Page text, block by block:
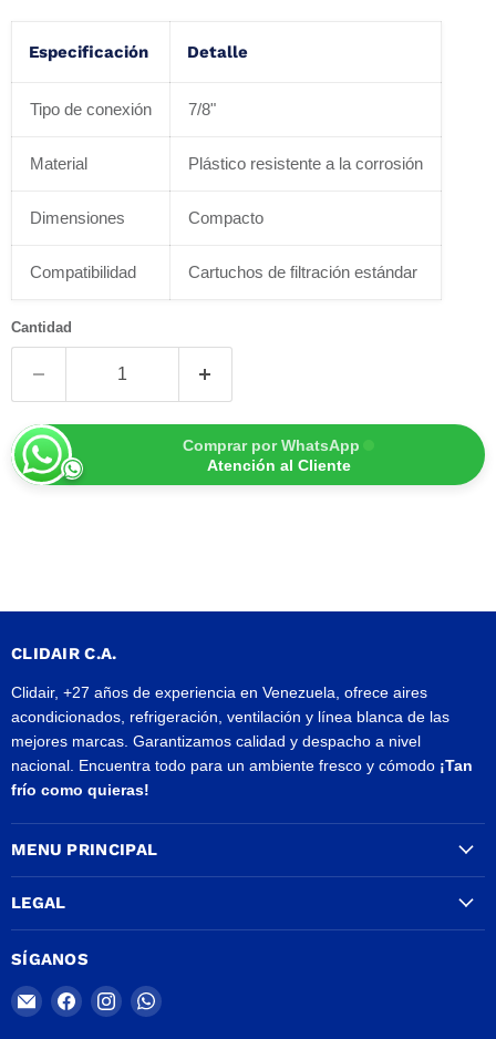
Especificación Detalle
Tipo de conexión 7/8"
Material Plástico resistente a la corrosión
Dimensiones Compacto
Compatibilidad Cartuchos de filtración estándar
Cantidad
Comprar por WhatsApp
Atención al Cliente
CLIDAIR C.A.
Clidair, +27 años de experiencia en Venezuela, ofrece aires
acondicionados, refrigeración, ventilación y línea blanca de las
mejores marcas. Garantizamos calidad y despacho a nivel
nacional. Encuentra todo para un ambiente fresco y cómodo ¡Tan
frío como quieras!
MENU PRINCIPAL
LEGAL
SÍGANOS
Encuéntrenos
Encuéntrenos
Encuéntrenos
Encuéntrenos